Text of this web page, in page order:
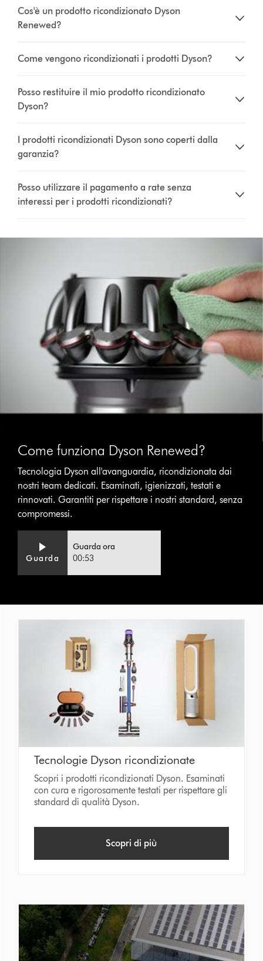
Cos'è un prodotto ricondizionato Dyson
Renewed?
Come vengono ricondizionati i prodotti Dyson?
Posso restituire il mio prodotto ricondizionato
Dyson?
I prodotti ricondizionati Dyson sono coperti dalla
garanzia?
Posso utilizzare il pagamento a rate senza
interessi per i prodotti ricondizionati?
Come funziona Dyson Renewed?
Tecnologia Dyson all'avanguardia, ricondizionata dai
nostri team dedicati. Esaminati, igienizzati, testati e
rinnovati. Garantiti per rispettare i nostri standard, senza
compromessi.
Transcript
trascrizione
video
Guarda
Guarda ora
00:53
Tecnologie Dyson ricondizionate
Scopri i prodotti ricondizionati Dyson. Esaminati
con cura e rigorosamente testati per rispettare gli
standard di qualità Dyson.
Scopri di più